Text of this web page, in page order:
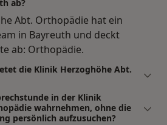
ab?
Abt. Orthopädie hat ein
in Bayreuth und deckt
ab: Orthopädie.
die Klinik Herzoghöhe Abt.
in der Klinik
wahrnehmen, ohne die
persönlich aufzusuchen?